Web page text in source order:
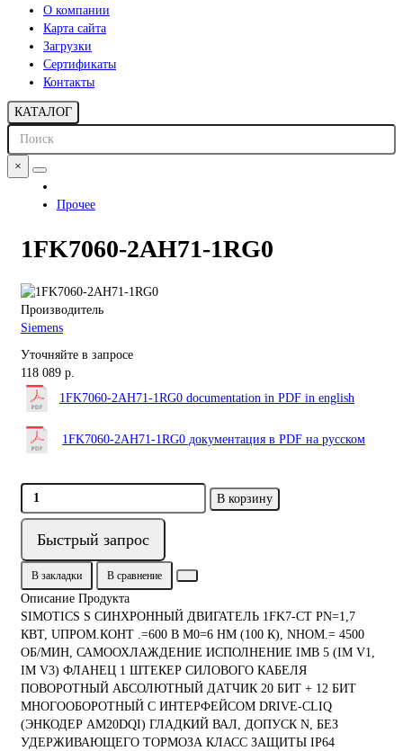
О компании
Карта сайта
Загрузки
Сертификаты
Контакты
КАТАЛОГ
×
Прочее
1FK7060-2AH71-1RG0
Производитель
Siemens
Уточняйте в запросе
118 089 р.
1FK7060-2AH71-1RG0 documentation in PDF in english
1FK7060-2AH71-1RG0 документация в PDF на русском
В корзину
Быстрый запрос
В закладки В сравнение
Описание Продукта
SIMOTICS S СИНХРОННЫЙ ДВИГАТЕЛЬ 1FK7-CT PN=1,7
КВТ, UПРОМ.КОНТ .=600 В M0=6 HM (100 К), NНОМ.= 4500
ОБ/МИН, САМООХЛАЖДЕНИЕ ИСПОЛНЕНИЕ IMB 5 (IM V1,
IM V3) ФЛАНЕЦ 1 ШТЕКЕР СИЛОВОГО КАБЕЛЯ
ПОВОРОТНЫЙ АБСОЛЮТНЫЙ ДАТЧИК 20 БИТ + 12 БИТ
МНОГООБОРОТНЫЙ С ИНТЕРФЕЙСОМ DRIVE-CLIQ
(ЭНКОДЕР AM20DQI) ГЛАДКИЙ ВАЛ, ДОПУСК N, БЕЗ
УДЕРЖИВАЮЩЕГО ТОРМОЗА КЛАСС ЗАЩИТЫ IP64